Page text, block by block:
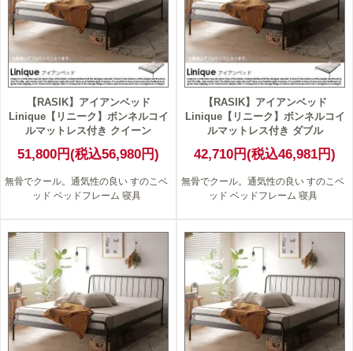
【RASIK】アイアンベッド
Linique【リニーク】ボンネルコイ
ルマットレス付き クイーン
51,800円(税込56,980円)
無骨でクール。通気性の良い すのこベ
ッド ベッドフレーム 寝具
【RASIK】アイアンベッド
Linique【リニーク】ボンネルコイ
ルマットレス付き ダブル
42,710円(税込46,981円)
無骨でクール。通気性の良い すのこベ
ッド ベッドフレーム 寝具